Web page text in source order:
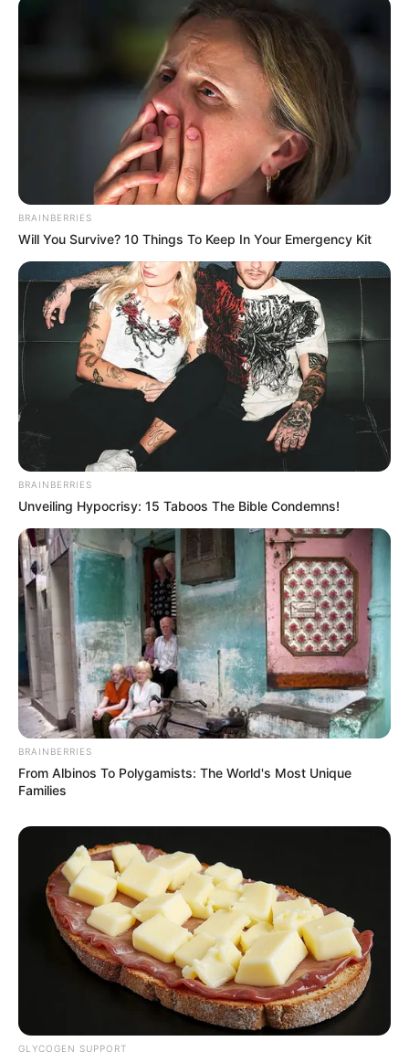
BRAINBERRIES
Will You Survive? 10 Things To Keep In Your Emergency Kit
BRAINBERRIES
Unveiling Hypocrisy: 15 Taboos The Bible Condemns!
BRAINBERRIES
From Albinos To Polygamists: The World's Most Unique
Families
GLYCOGEN SUPPORT